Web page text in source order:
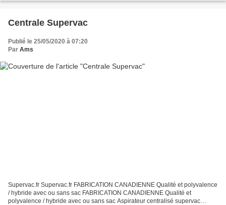
Centrale Supervac
Publié le 25/05/2020 à 07:20
Par Ams
Supervac.fr Supervac.fr FABRICATION CANADIENNE Qualité et polyvalence
/ hybride avec ou sans sac FABRICATION CANADIENNE Qualité et
polyvalence / hybride avec ou sans sac Aspirateur centralisé supervac